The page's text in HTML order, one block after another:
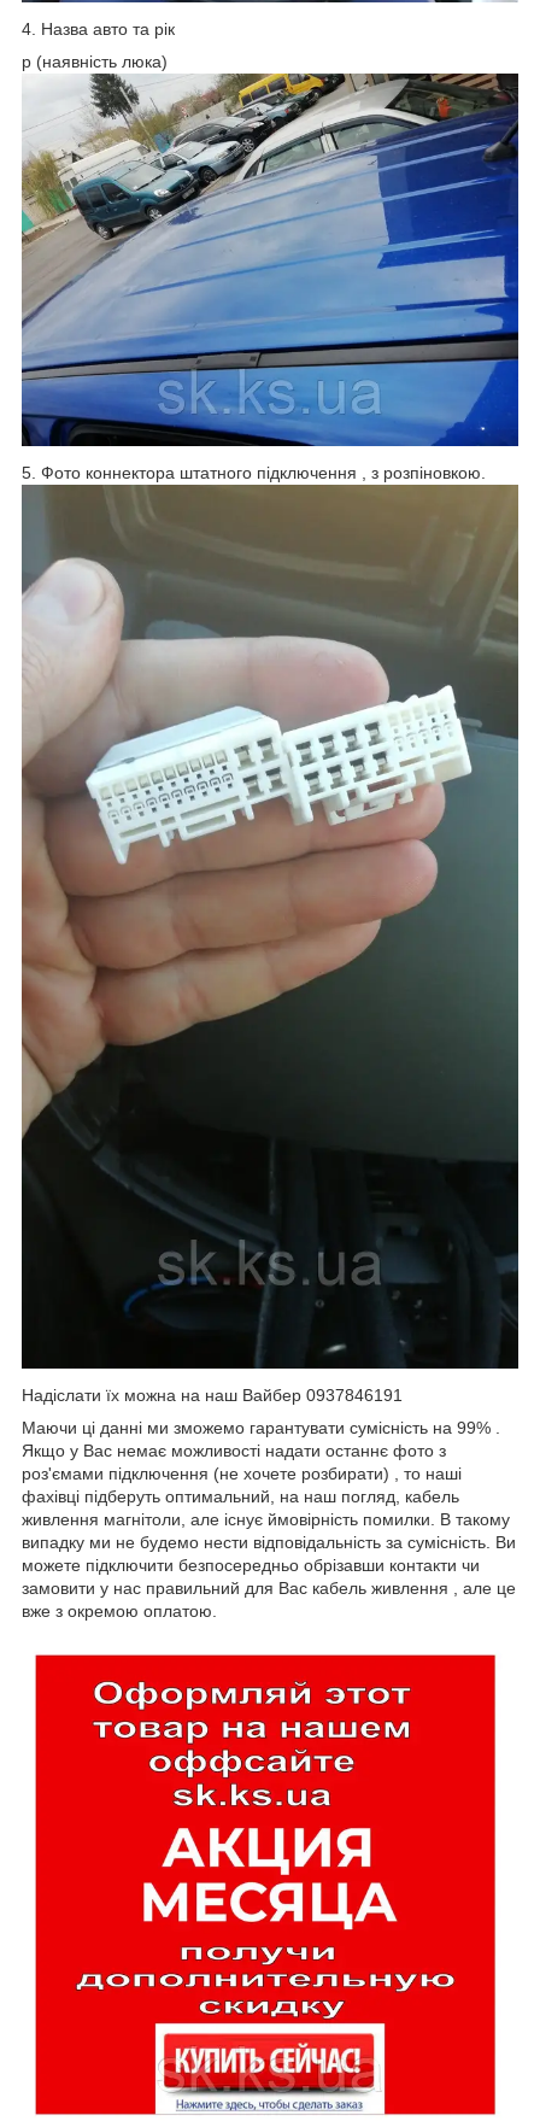
4. Назва авто та рік
p (наявність люка)
5. Фото коннектора штатного підключення , з розпіновкою.
Надіслати їх можна на наш Вайбер 0937846191
Маючи ці данні ми зможемо гарантувати сумісність на 99% .
Якщо у Вас немає можливості надати останнє фото з
роз'ємами підключення (не хочете розбирати) , то наші
фахівці підберуть оптимальний, на наш погляд, кабель
живлення магнітоли, але існує ймовірність помилки. В такому
випадку ми не будемо нести відповідальність за сумісність. Ви
можете підключити безпосередньо обрізавши контакти чи
замовити у нас правильний для Вас кабель живлення , але це
вже з окремою оплатою.